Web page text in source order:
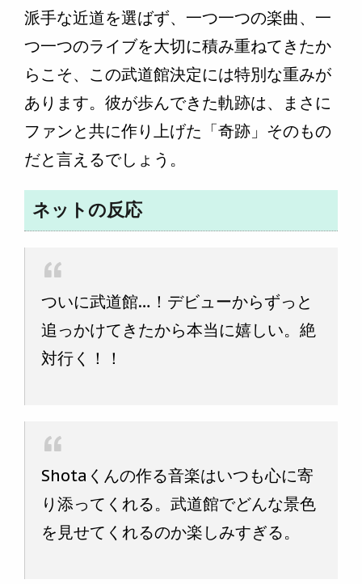
派手な近道を選ばず、一つ一つの楽曲、一
つ一つのライブを大切に積み重ねてきたか
らこそ、この武道館決定には特別な重みが
あります。彼が歩んできた軌跡は、まさに
ファンと共に作り上げた「奇跡」そのもの
だと言えるでしょう。
ネットの反応
ついに武道館…！デビューからずっと
追っかけてきたから本当に嬉しい。絶
対行く！！
Shotaくんの作る音楽はいつも心に寄
り添ってくれる。武道館でどんな景色
を見せてくれるのか楽しみすぎる。